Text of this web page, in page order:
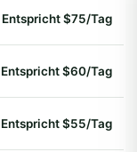
Entspricht $75/Tag
Entspricht $60/Tag
Entspricht $55/Tag